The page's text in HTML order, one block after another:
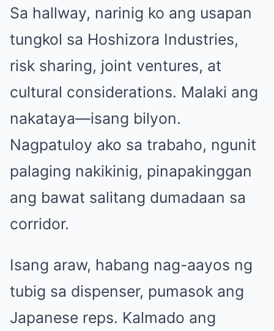
Sa hallway, narinig ko ang usapan
tungkol sa Hoshizora Industries,
risk sharing, joint ventures, at
cultural considerations. Malaki ang
nakataya—isang bilyon.
Nagpatuloy ako sa trabaho, ngunit
palaging nakikinig, pinapakinggan
ang bawat salitang dumadaan sa
corridor.
Isang araw, habang nag-aayos ng
tubig sa dispenser, pumasok ang
Japanese reps. Kalmado ang